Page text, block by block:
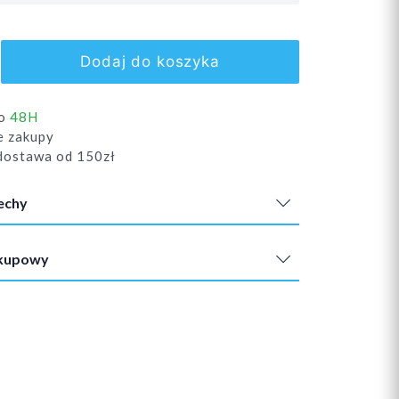
Dodaj do koszyka
48H
zakupy
od 150zł